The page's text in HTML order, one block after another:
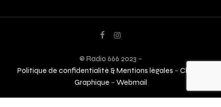
© Radio 666 2023 –
Politique de confidentialité & Mentions légales – Charte
Graphique – Webmail